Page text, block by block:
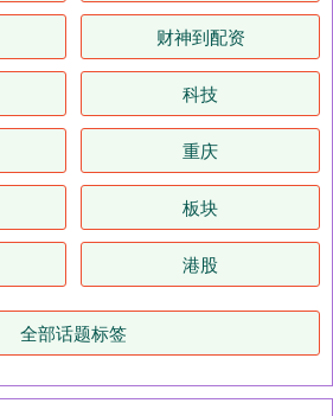
财神到配资
科技
重庆
板块
港股
全部话题标签